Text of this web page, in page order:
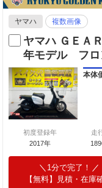
ヤマハ 複数画像
ヤマハ ＧＥＡ
年モデル フロ
本体
初度登録年
2017年
走
1分で完了！
【無料】見積・在庫